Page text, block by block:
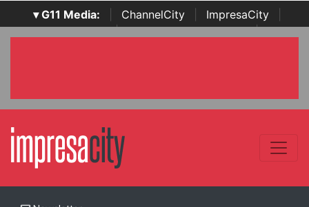
▾ G11 Media: ChannelCity ImpresaCity
SecurityOpenLab | Italian Channel Awards | Italian